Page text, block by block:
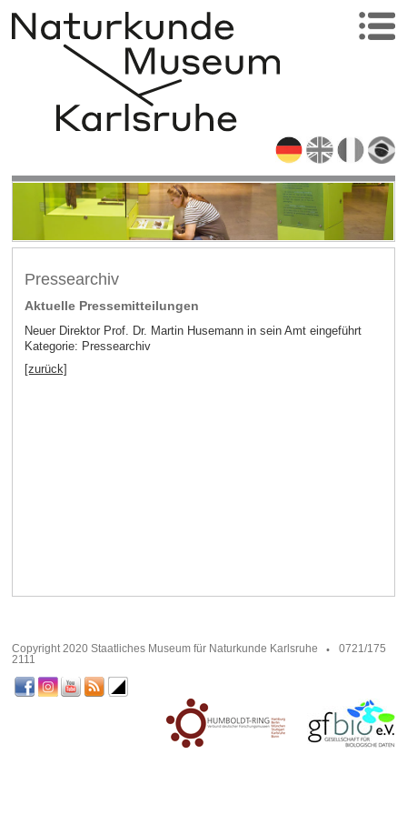
Pressearchiv
Aktuelle Pressemitteilungen
Neuer Direktor Prof. Dr. Martin Husemann in sein Amt eingeführt
Kategorie: Pressearchiv
[zurück]
Copyright 2020 Staatliches Museum für Naturkunde Karlsruhe
0721/175
2111